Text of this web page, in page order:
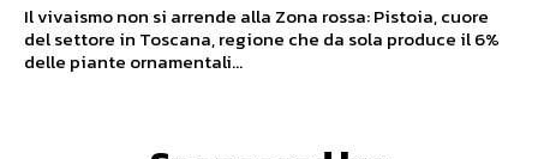
Il vivaismo non si arrende alla Zona rossa: Pistoia, cuore
del settore in Toscana, regione che da sola produce il 6%
delle piante ornamentali...